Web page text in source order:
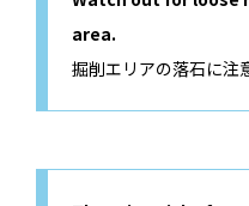
area.
掘削エリアの落石に注